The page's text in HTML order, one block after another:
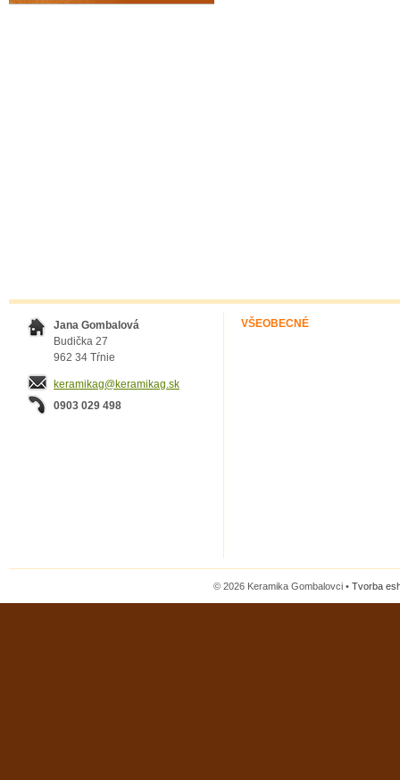
Jana Gombalová
Budička 27
962 34 Tŕnie
keramikag@keramikag.sk
0903 029 498
VŠEOBECNÉ
© 2026 Keramika Gombalovci • Tvorba